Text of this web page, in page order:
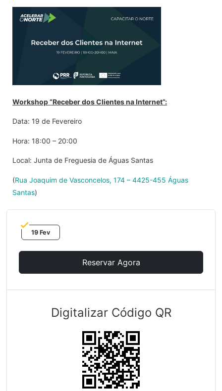
Workshop “Receber dos Clientes na Internet”:
Data: 19 de Fevereiro
Hora: 18:00 – 20:00
Local: Junta de Freguesia de Águas Santas
(Rua Joaquim de Vasconcelos, 174 – 4425-455 Águas
Santas)
19 Fev
Reservar Agora
Digitalizar Código QR